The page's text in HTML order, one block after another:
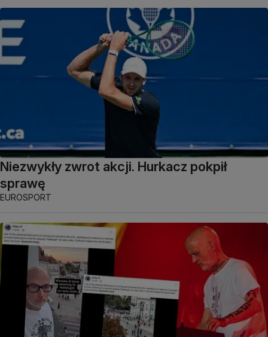
Niezwykły zwrot akcji. Hurkacz pokpił
sprawę
EUROSPORT